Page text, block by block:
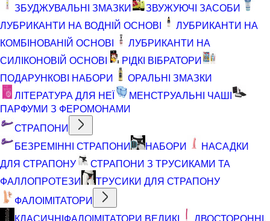
ЗБУДЖУВАЛЬНІ ЗМАЗКИ
ЗВУЖУЮЧІ ЗАСОБИ
ЛУБРИКАНТИ НА ВОДНІЙ ОСНОВІ
ЛУБРИКАНТИ НА
КОМБІНОВАНІЙ ОСНОВІ
ЛУБРИКАНТИ НА
СИЛІКОНОВІЙ ОСНОВІ
РІДКІ ВІБРАТОРИ
ПОДАРУНКОВІ НАБОРИ
ОРАЛЬНІ ЗМАЗКИ
ЛІТЕРАТУРА ДЛЯ НЕЇ
МЕНСТРУАЛЬНІ ЧАШІ
ПАРФУМИ З ФЕРОМОНАМИ
СТРАПОНИ
БЕЗРЕМІННІ СТРАПОНИ
НАБОРИ
НАСАДКИ
ДЛЯ СТРАПОНУ
СТРАПОНИ З ТРУСИКАМИ ТА
ФАЛЛОПРОТЕЗИ
ТРУСИКИ ДЛЯ СТРАПОНУ
ФАЛОІМІТАТОРИ